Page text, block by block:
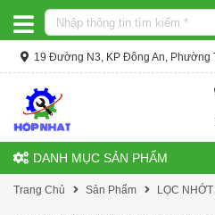
19 Đường N3, KP Đông An, Phường
DANH MỤC SẢN PHẨM
Trang Chủ Sản Phẩm LỌC NHỚT